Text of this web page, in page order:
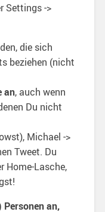
Settings ->
die sich
beziehen (nicht
an, auch wenn
Du nicht
Michael ->
Tweet. Du
Home-Lasche,
Personen an,